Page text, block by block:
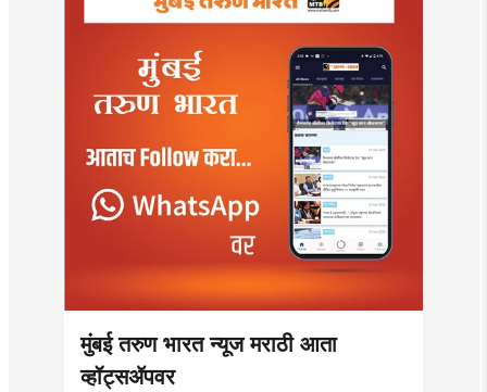
मुंबई तरुण भारत न्यूज मराठी आता
व्हॉट्सॲपवर